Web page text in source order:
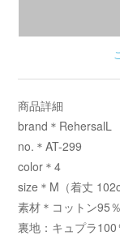
商品詳細
brand＊RehersalL
no.＊AT-299
color＊4
size＊M（着丈
素材＊コットン95
裏地：キュプラ100